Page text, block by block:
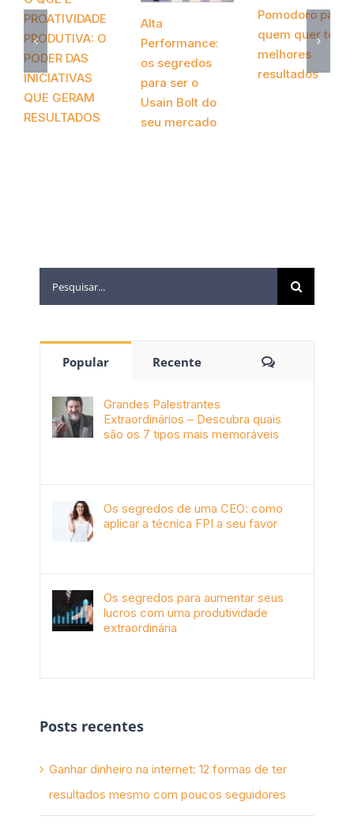
PROATIVIDADE
PRODUTIVA: O
PODER DAS
INICIATIVAS
QUE GERAM
RESULTADOS
Alta
Performance:
os segredos
para ser o
Usain Bolt do
seu mercado
Pomodoro para
quem quer ter
melhores
resultados
Popular Recente
Grandes Palestrantes
Extraordinários – Descubra quais
são os 7 tipos mais memoráveis
Os segredos de uma CEO: como
aplicar a técnica FPI a seu favor
Os segredos para aumentar seus
lucros com uma produtividade
extraordinária
Posts recentes
Ganhar dinheiro na internet: 12 formas de ter
resultados mesmo com poucos seguidores